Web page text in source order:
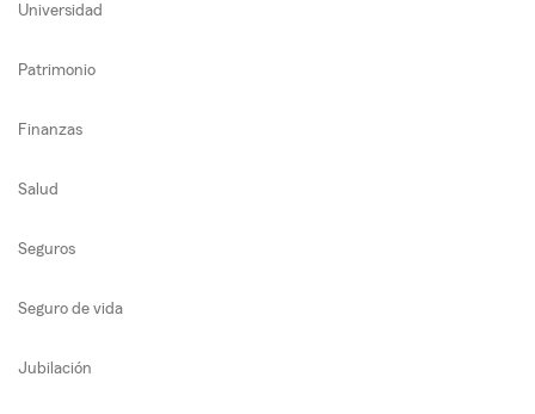
Universidad
Patrimonio
Finanzas
Salud
Seguros
Seguro de vida
Jubilación